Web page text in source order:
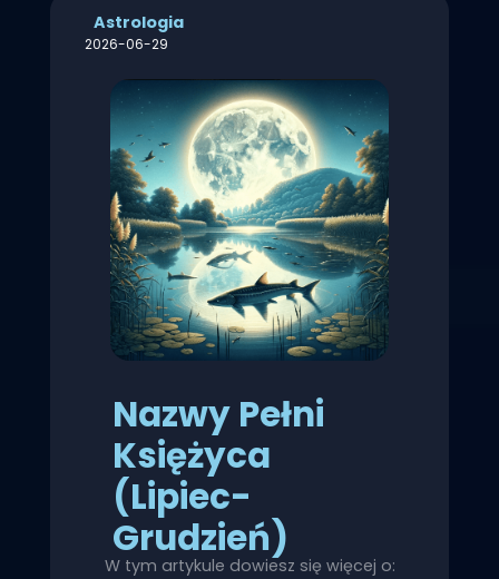
Astrologia
2026-06-29
Nazwy Pełni
Księżyca
(Lipiec-
Grudzień)
W tym artykule dowiesz się więcej o: